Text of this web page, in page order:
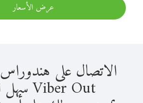
عرض الأسعار
الاتصال على
Viber Out سهل للغاية.